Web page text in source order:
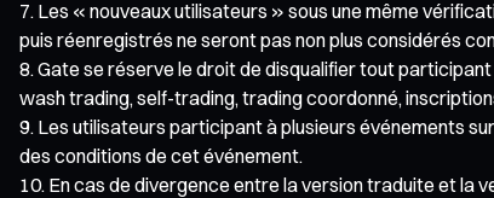
Les « nouveaux utilisateurs » sous une même
puis réenregistrés ne seront pas non plus considérés
Gate se réserve le droit de disqualifier tout participant
wash trading, self-trading, trading coordonné,
Les utilisateurs participant à plusieurs événements
des conditions de cet événement.
En cas de divergence entre la version traduite et la